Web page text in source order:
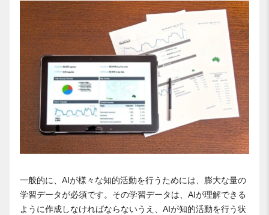
一般的に、AIが様々な知的活動を行うためには、膨大な量の
学習データが必須です。その学習データは、AIが理解できる
ように作成しなければならないうえ、AIが知的活動を行う状